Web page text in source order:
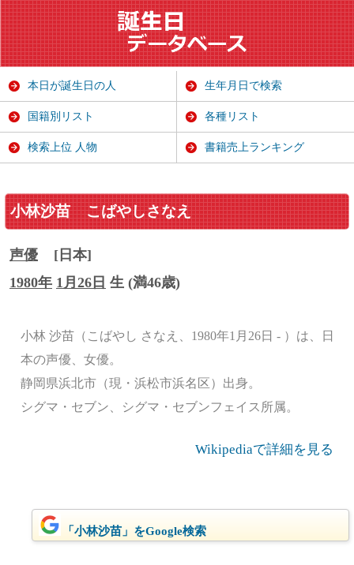
小林沙苗 こばやしさなえ
声優
[日本]
1980年 1月26日 生 (満46歳)
小林 沙苗（こばやし さなえ、1980年1月26日 - ）は、日
本の声優、女優。
静岡県浜北市（現・浜松市浜名区）出身。
シグマ・セブン、シグマ・セブンフェイス所属。
Wikipediaで詳細を見る
「小林沙苗」をGoogle検索
本日が誕生日の人 生年月日で検索
国籍別リスト 各種リスト
検索上位 人物 書籍売上ランキング